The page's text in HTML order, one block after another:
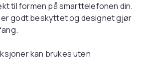
til formen på smarttelefonen din.
godt beskyttet og designet gjør
kan brukes uten